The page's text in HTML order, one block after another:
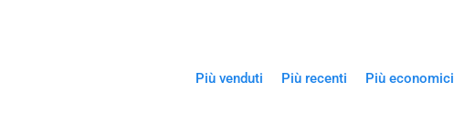
Più venduti Più recenti Più economici